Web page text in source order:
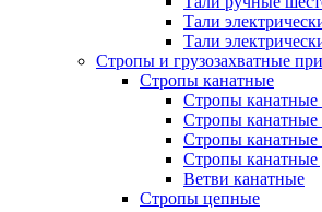
Тали
Тали
Стропы и грузозахватные
Стропы канатные
Стропы канатные
Стропы канатные
Стропы канатные
Стропы канатные
Ветви канатные
Стропы цепные